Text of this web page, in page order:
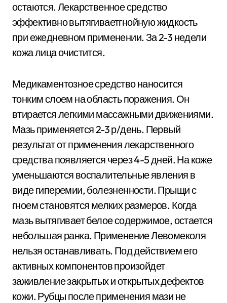
остаются. Лекарственное средство
эффективно вытягиваетгнойную жидкость
при ежедневном применении. За 2-3 недели
кожа лица очистится.
Медикаментозное средство наносится
тонким слоем на область поражения. Он
втирается легкими массажными движениями.
Мазь применяется 2-3 р/день. Первый
результат от применения лекарственного
средства появляется через 4-5 дней. На коже
уменьшаются воспалительные явления в
виде гиперемии, болезненности. Прыщи с
гноем становятся мелких размеров. Когда
мазь вытягивает белое содержимое, остается
небольшая ранка. Применение Левомеколя
нельзя останавливать. Под действием его
активных компонентов произойдет
заживление закрытых и открытых дефектов
кожи. Рубцы после применения мази не